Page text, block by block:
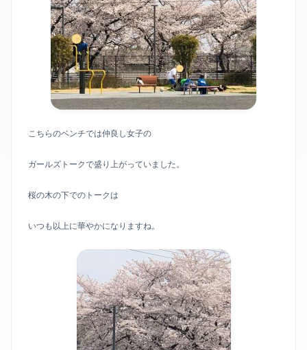
こちらのベンチでは仲良し女子の
ガールズトークで盛り上がっていました。
桜の木の下でのトークは
いつも以上に華やかになりますね。